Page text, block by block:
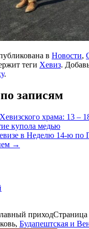
в Новости,
теги Хевиз.
.
записям
храма: 13 –
купола медью
в Неделю 14-ю по
→
приходСтраница
Будапештская и